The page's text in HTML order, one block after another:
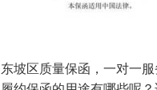
东坡区质量保函，一对一服